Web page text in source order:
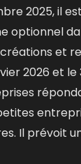
2025, il
optionnel
et
2026 et
Il prévoit